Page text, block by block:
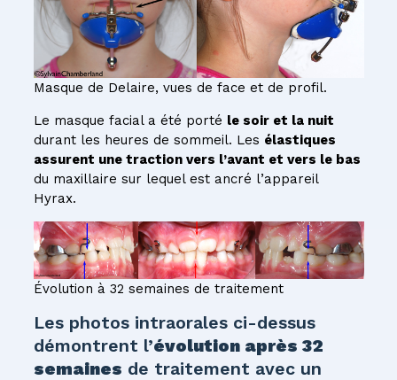
Masque de Delaire, vues de face et de profil.
Le masque facial a été porté le soir et la nuit
durant les heures de sommeil. Les élastiques
assurent une traction vers l’avant et vers le bas
du maxillaire sur lequel est ancré l’appareil
Hyrax.
Évolution à 32 semaines de traitement
Les photos intraorales ci-dessus
démontrent l’évolution après 32
semaines de traitement avec un